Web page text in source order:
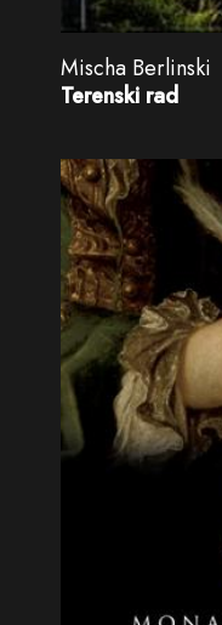
Mischa Berlinski
Terenski rad